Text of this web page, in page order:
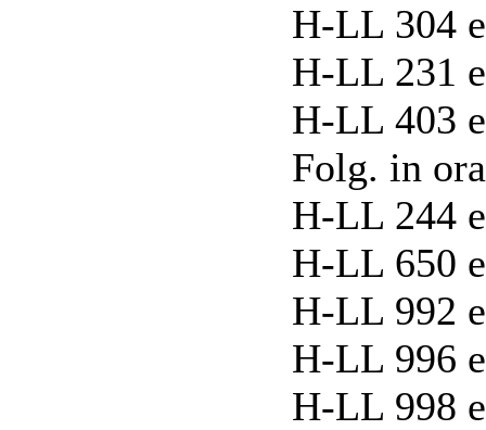
H-LL 304
H-LL 231
H-LL 403
Folg. in
H-LL 244
H-LL 650
H-LL 992
H-LL 996
H-LL 998